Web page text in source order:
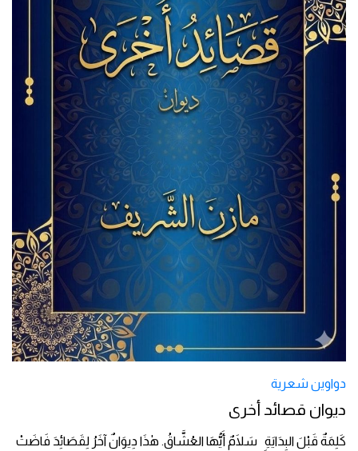
دواوين شعرية
ديوان قصائد أخرى
كَلِمَةٌ قَبْلَ البِدَايَةِ سَلَامٌ أَيُّهَا العُشَّاقُ. هٰذَا دِيوَانٌ آخَرُ لِقَصَائِدَ فَاضَتْ